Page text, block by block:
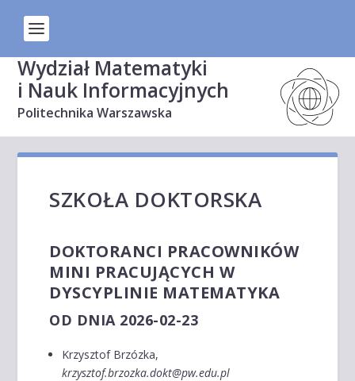
Wydział Matematyki
i Nauk Informacyjnych
Politechnika Warszawska
SZKOŁA DOKTORSKA
DOKTORANCI PRACOWNIKÓW
MINI PRACUJĄCYCH W
DYSCYPLINIE MATEMATYKA
OD DNIA 2026-02-23
Krzysztof Brzózka,
krzysztof.brzozka.dokt@pw.edu.pl